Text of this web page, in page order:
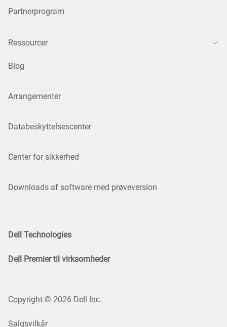
Partnerprogram
Ressourcer
Blog
Arrangementer
Databeskyttelsescenter
Center for sikkerhed
Downloads af software med prøveversion
Dell Technologies
Dell Premier til virksomheder
Copyright © 2026 Dell Inc.
Salgsvilkår